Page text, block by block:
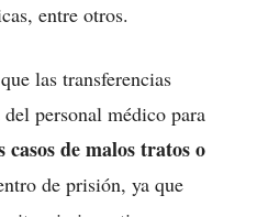
entre otros.
las transferencias
personal médico para
de malos tratos o
de prisión, ya que